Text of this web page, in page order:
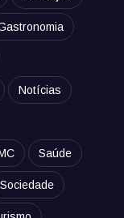
Notícias
Saúde
Sociedade